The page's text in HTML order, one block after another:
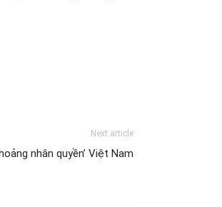
Next article
nhân quyền’ Việt Nam